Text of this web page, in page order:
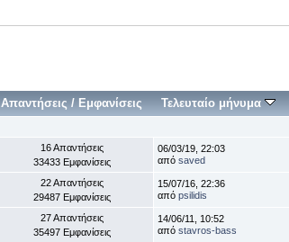
Απαντήσεις / Εμφανίσεις Τελευταίο μήνυμα
16 Απαντήσεις
33433 Εμφανίσεις
06/03/19, 22:03
από saved
22 Απαντήσεις
29487 Εμφανίσεις
15/07/16, 22:36
από psilidis
27 Απαντήσεις
35497 Εμφανίσεις
14/06/11, 10:52
από stavros-bass